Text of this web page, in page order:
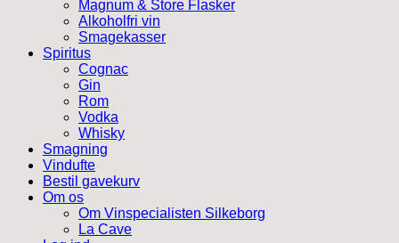
Magnum & Store Flasker
Alkoholfri vin
Smagekasser
Spiritus
Cognac
Gin
Rom
Vodka
Whisky
Smagning
Vindufte
Bestil gavekurv
Om os
Om Vinspecialisten Silkeborg
La Cave